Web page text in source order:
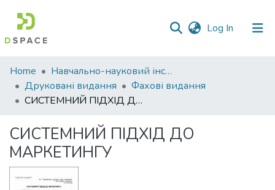
Log In (current)
Communities
&
Collections
Statistics
Home
Навчально-науковий інститут економіки, управління, права та інформаційних технологій
Друковані видання
Фахові видання
СИСТЕМНИЙ ПІДХІД ДО МАРКЕТИНГУ
СИСТЕМНИЙ ПІДХІД ДО
МАРКЕТИНГУ